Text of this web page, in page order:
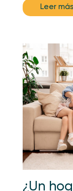
Leer más
¿Un